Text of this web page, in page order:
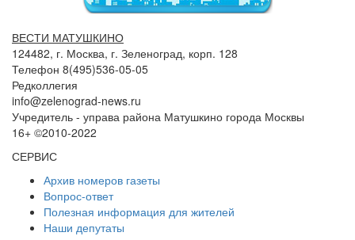
ВЕСТИ МАТУШКИНО
124482, г. Москва, г. Зеленоград, корп. 128
Телефон 8(495)536-05-05
Редколлегия
info@zelenograd-news.ru
Учредитель - управа района Матушкино города Москвы
16+ ©2010-2022
СЕРВИС
Архив номеров газеты
Вопрос-ответ
Полезная информация для жителей
Наши депутаты